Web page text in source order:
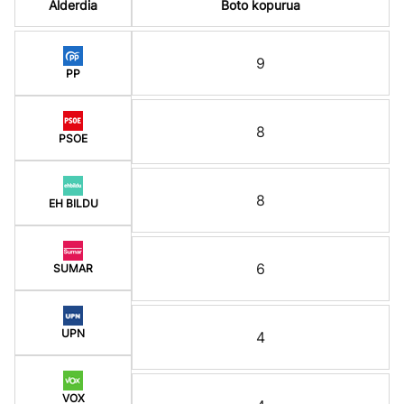
Alderdia
PP
PSOE
EH BILDU
SUMAR
UPN
VOX
Boto kopurua
9
8
8
6
4